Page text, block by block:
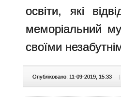
освіти, які
меморіальний
своїми
Опубліковано: 11-09-2019, 15:33 |